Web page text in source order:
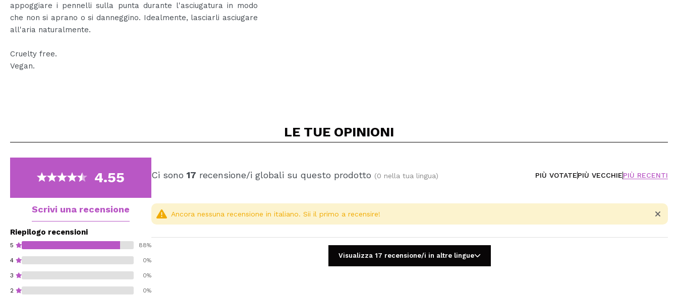
appoggiare i pennelli sulla punta durante l'asciugatura in modo
che non si aprano o si danneggino. Idealmente, lasciarli asciugare
all'aria naturalmente.
Cruelty free.
Vegan.
LE TUE OPINIONI
4.55
Scrivi una recensione
Riepilogo recensioni
5 88%
4 0%
3 0%
2 0%
Ci sono 17 recensione/i globali su questo prodotto (0 nella tua lingua) PIÙ VOTATEPIÙ VECCHIEPIÙ RECENTI
Ancora nessuna recensione in italiano. Sii il primo a recensire!
Visualizza 17 recensione/i in altre lingue